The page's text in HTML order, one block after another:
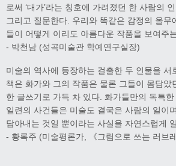
로써 ‘대가’라는 칭호에 가려졌던 한 사람의
그리고 질문한다. 우리와 똑같은 감정의 올무
들이 어떻게 이리도 아름다운 작품을 보여주
- 박천남 (성곡미술관 학예연구실장)
미술의 역사에 등장하는 걸출한 두 인물을 서
책은 화가와 그의 작품은 물론 그들이 몸담았
한 글쓰기로 가득 차 있다. 화가들만의 독특
일련의 사건들은 미술도 결국은 사람의 일이
담아내는 것일 뿐이라는 사실을 자연스럽게
- 황록주 (미술평론가, 《그림으로 쓰는 러브